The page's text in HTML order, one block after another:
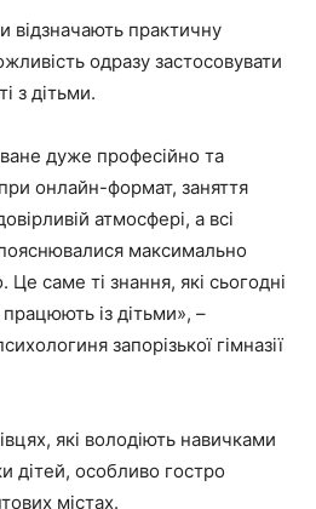
відзначають практичну
одразу застосовувати
з дітьми.
дуже професійно та
онлайн-формат, заняття
атмосфері, а всі
максимально
саме ті знання, які сьогодні
із дітьми», –
запорізької гімназії
які володіють навичками
дітей, особливо гостро
містах.